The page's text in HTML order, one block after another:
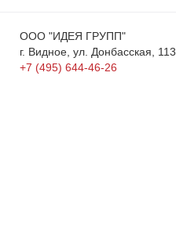
ООО "ИДЕЯ ГРУПП"
г. Видное, ул. Донбасская, 113
+7 (495) 644-46-26